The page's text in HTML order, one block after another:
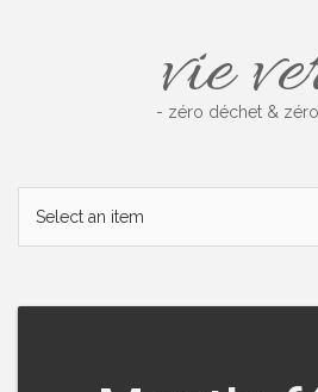
vie
- zéro déchet &